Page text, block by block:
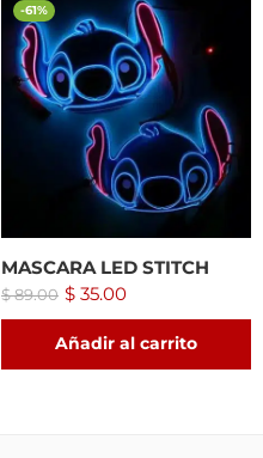
-61%
MASCARA LED STITCH
$89.00 $ 35.00
Añadir al carrito